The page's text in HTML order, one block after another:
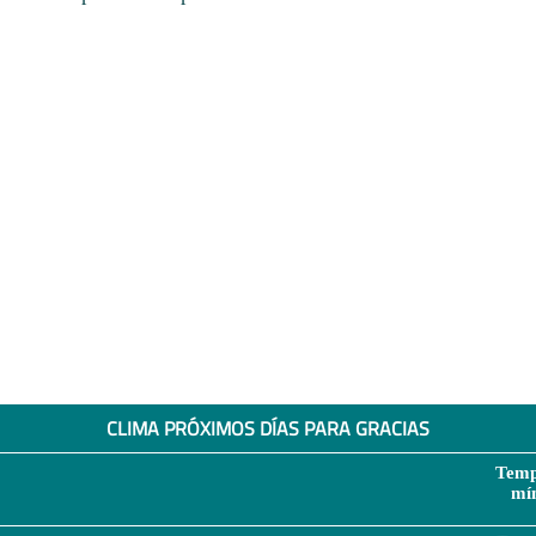
CLIMA PRÓXIMOS DÍAS PARA GRACIAS